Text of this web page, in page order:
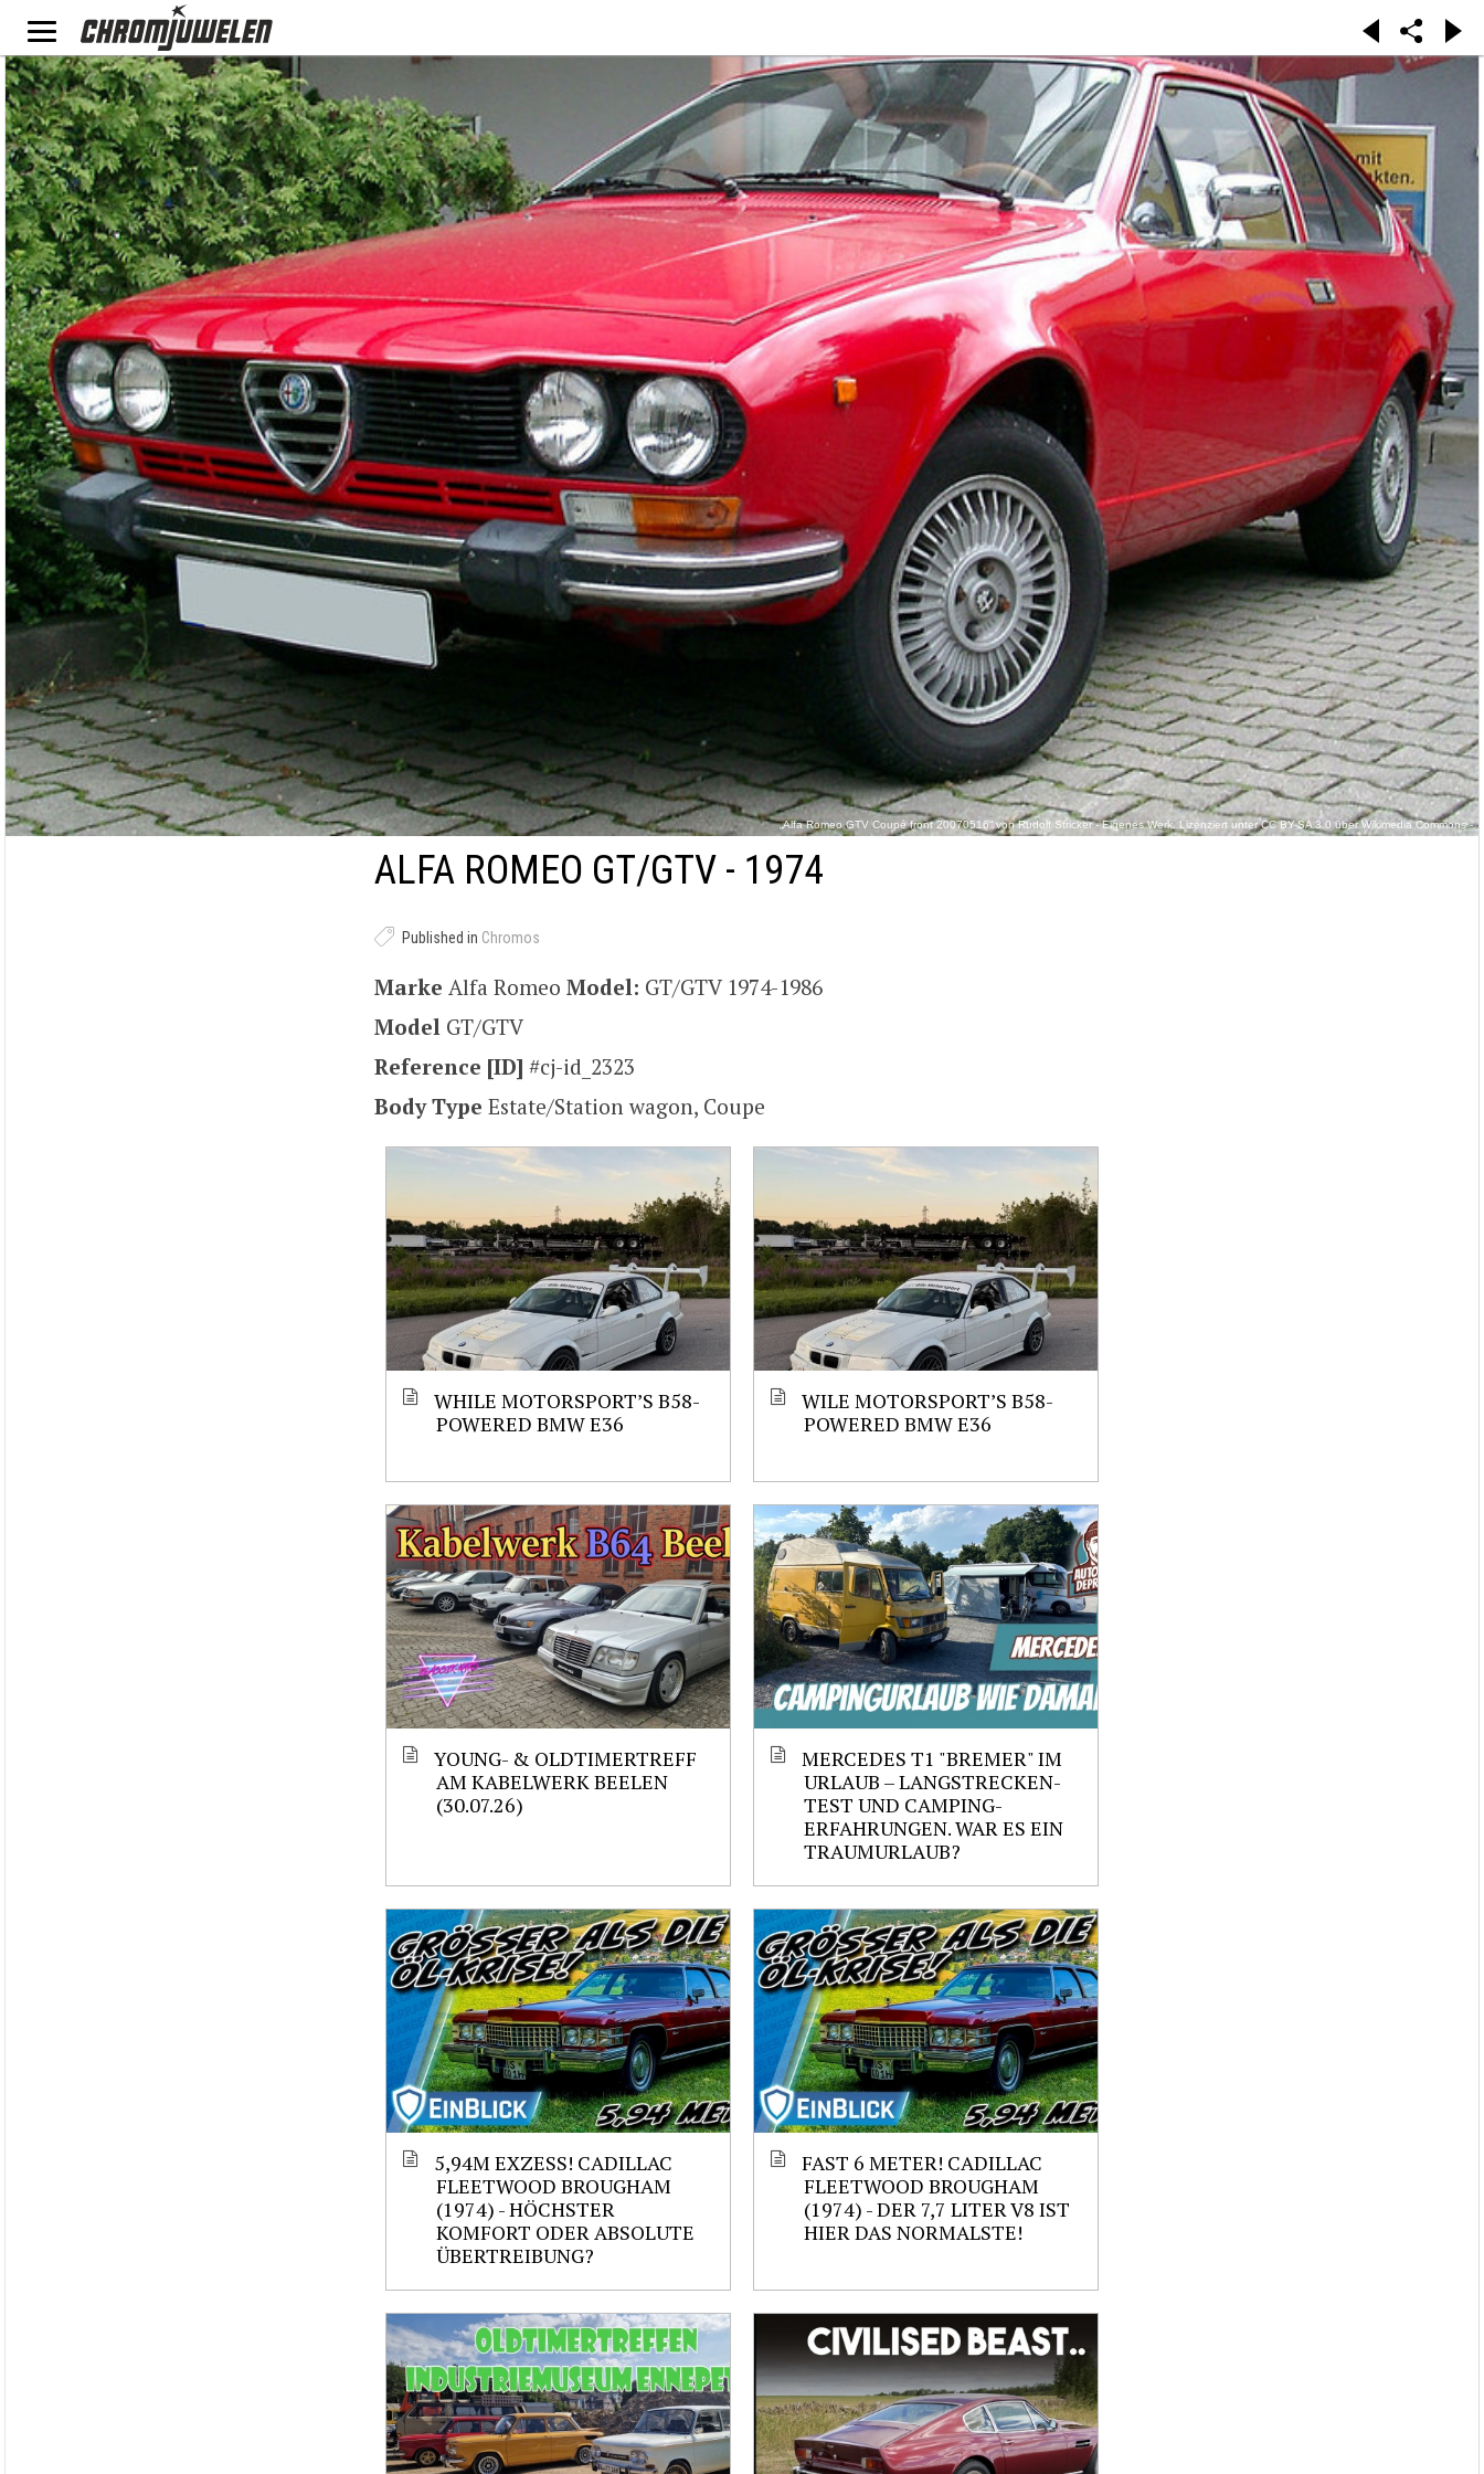
„Alfa Romeo GTV Coupé front 20070516“ von Rudolf Stricker - Eigenes Werk. Lizenziert unter CC BY-SA 3.0 über Wikimedia Commons -
https://commons.wikimedia.org/wiki/File:Alfa_Romeo_GTV_Coup%C3%A9_front_20070516.jpg#/media/File:Alfa_Romeo_GTV_Coup%C3%A9_front_20070516.jpg
ALFA ROMEO GT/GTV - 1974
Published in Chromos
Marke Alfa Romeo Model: GT/GTV 1974-1986
Model GT/GTV
Reference [ID] #cj-id_2323
Body Type Estate/Station wagon, Coupe
WHILE MOTORSPORT’S B58-
POWERED BMW E36
WILE MOTORSPORT’S B58-
POWERED BMW E36
YOUNG- & OLDTIMERTREFF
AM KABELWERK BEELEN
(30.07.26)
MERCEDES T1 "BREMER" IM
URLAUB – LANGSTRECKEN-
TEST UND CAMPING-
ERFAHRUNGEN. WAR ES EIN
TRAUMURLAUB?
5,94M EXZESS! CADILLAC
FLEETWOOD BROUGHAM
(1974) - HÖCHSTER
KOMFORT ODER ABSOLUTE
ÜBERTREIBUNG?
FAST 6 METER! CADILLAC
FLEETWOOD BROUGHAM
(1974) - DER 7,7 LITER V8 IST
HIER DAS NORMALSTE!